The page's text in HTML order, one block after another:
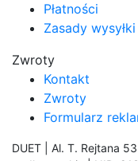
Płatności
Zasady wysyłki
Zwroty
Kontakt
Zwroty
Formularz
DUET | Al. T. Rejtana